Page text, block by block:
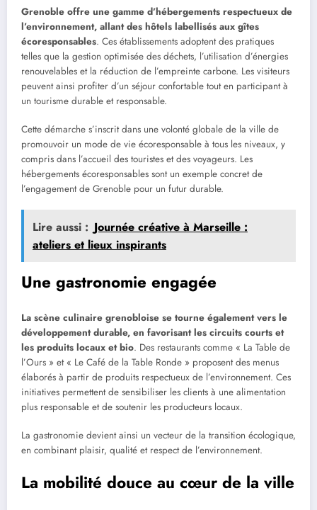
Grenoble offre une gamme d’hébergements respectueux de
l’environnement, allant des hôtels labellisés aux gîtes
écoresponsables. Ces établissements adoptent des pratiques
telles que la gestion optimisée des déchets, l’utilisation d’énergies
renouvelables et la réduction de l’empreinte carbone. Les visiteurs
peuvent ainsi profiter d’un séjour confortable tout en participant à
un tourisme durable et responsable.
Cette démarche s’inscrit dans une volonté globale de la ville de
promouvoir un mode de vie écoresponsable à tous les niveaux, y
compris dans l’accueil des touristes et des voyageurs. Les
hébergements écoresponsables sont un exemple concret de
l’engagement de Grenoble pour un futur durable.
Lire aussi : Journée créative à Marseille :
ateliers et lieux inspirants
Une gastronomie engagée
La scène culinaire grenobloise se tourne également vers le
développement durable, en favorisant les circuits courts et
les produits locaux et bio. Des restaurants comme « La Table de
l’Ours » et « Le Café de la Table Ronde » proposent des menus
élaborés à partir de produits respectueux de l’environnement. Ces
initiatives permettent de sensibiliser les clients à une alimentation
plus responsable et de soutenir les producteurs locaux.
La gastronomie devient ainsi un vecteur de la transition écologique,
en combinant plaisir, qualité et respect de l’environnement.
La mobilité douce au cœur de la ville